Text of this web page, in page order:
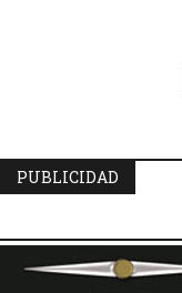
PUBLICIDAD